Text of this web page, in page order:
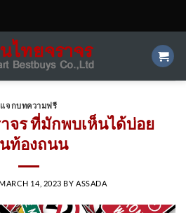
แจกบทความฟรี
จร ที่มักพบเห็นได้บ่อย
ท้องถนน
MARCH 14, 2023 BY ASSADA